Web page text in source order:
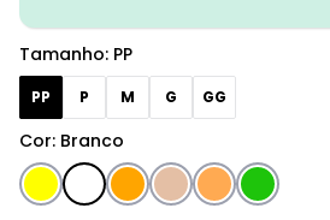
Cor: Branco
Tamanho: PP
PP P M G GG